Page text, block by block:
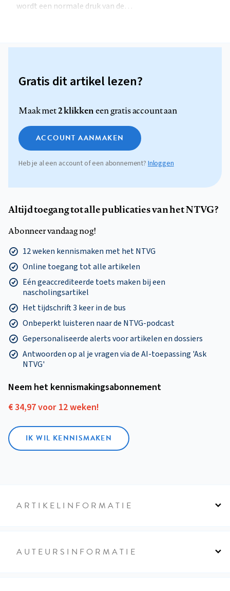
wordt een normale druk van de…
Gratis dit artikel lezen?
Maak met2 klikkeneen gratis account aan
ACCOUNT AANMAKEN
Heb je al een account of een abonnement? Inloggen
Altijd toegang tot alle publicaties van het NTVG?
Abonneer vandaag nog!
12 weken kennismaken met het NTVG
Online toegang tot alle artikelen
Eén geaccrediteerde toets maken bij een
nascholingsartikel
Het tijdschrift 3 keer in de bus
Onbeperkt luisteren naar de NTVG-podcast
Gepersonaliseerde alerts voor artikelen en dossiers
Antwoorden op al je vragen via de AI-toepassing 'Ask
NTVG'
Neem het kennismakings­abonnement
€ 34,97 voor 12 weken!
IK WIL KENNISMAKEN
ARTIKELINFORMATIE
AUTEURSINFORMATIE